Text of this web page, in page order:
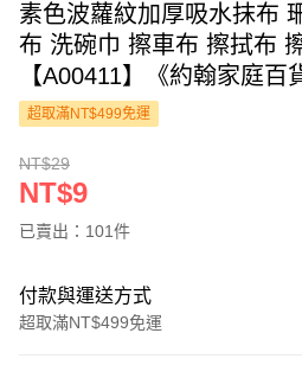
素色波蘿紋加厚吸水抹布
布 洗碗巾 擦車布 擦拭布
【A00411】《約翰家庭百
超取滿NT$499免運
NT$29
NT$9
已賣出：101件
付款與運送方式
超取滿NT$499免運